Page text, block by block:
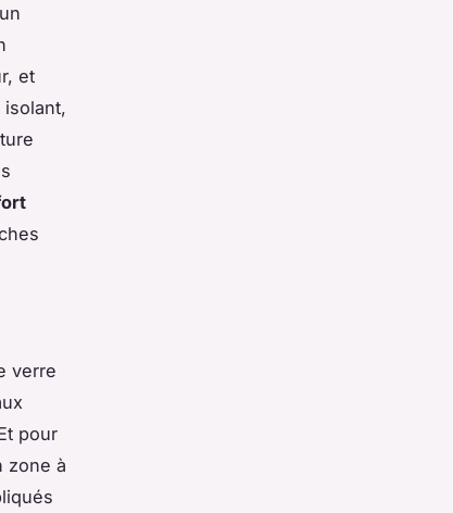
et
isolant,
verre
pour
zone à